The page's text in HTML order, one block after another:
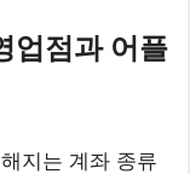
업점과 어플
지는 계좌 종류